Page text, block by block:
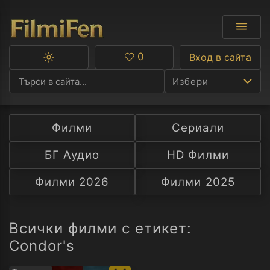
Избери
Ф
С
А
Превключване
тъмна
тема
Любими
0 Вход в сайта
Филми
Сериали
БГ Аудио
HD Филми
Филми 2026
Филми 2025
Всички филми с етикет:
Condor's